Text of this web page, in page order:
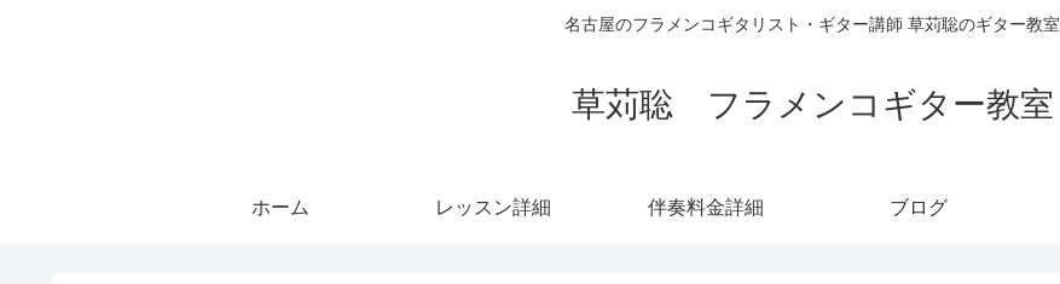
名古屋のフラメンコギタリスト・ギター講師 草苅聡のギター教室
草苅聡 フラメンコギター教室
ホーム レッスン詳細 伴奏料金詳細 ブログ